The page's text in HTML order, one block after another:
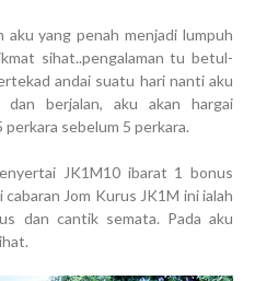
aku yang penah menjadi lumpuh
sihat..pengalaman tu betul-
andai suatu hari nanti aku
berjalan, aku akan hargai
sebelum 5 perkara.
JK1M10 ibarat 1 bonus
Jom Kurus JK1M ini ialah
dan cantik semata. Pada aku